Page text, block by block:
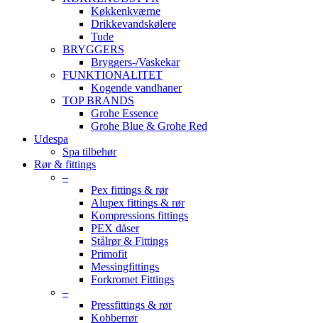
Køkkenkværne
Drikkevandskølere
Tude
BRYGGERS
Bryggers-/Vaskekar
FUNKTIONALITET
Kogende vandhaner
TOP BRANDS
Grohe Essence
Grohe Blue & Grohe Red
Udespa
Spa tilbehør
Rør & fittings
–
Pex fittings & rør
Alupex fittings & rør
Kompressions fittings
PEX dåser
Stålrør & Fittings
Primofit
Messingfittings
Forkromet Fittings
–
Pressfittings & rør
Kobberrør